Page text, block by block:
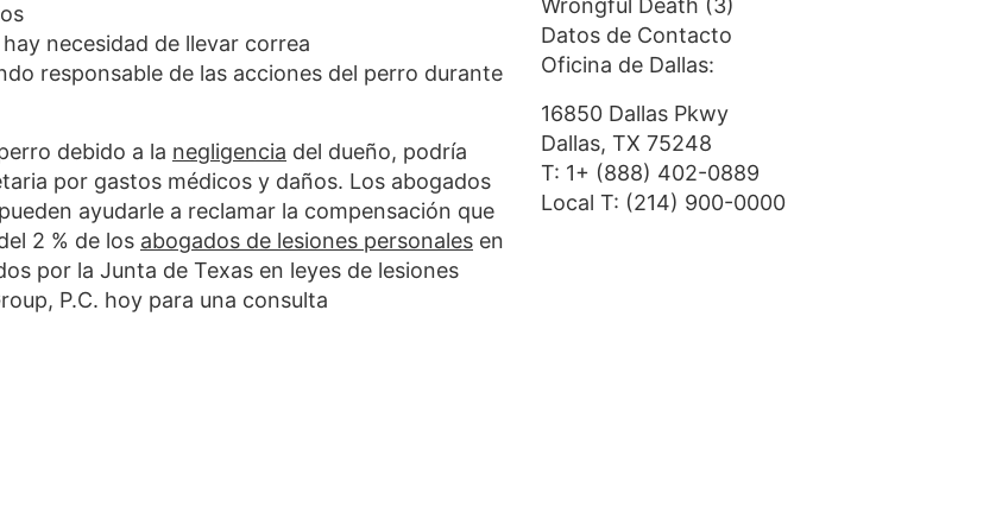
necesidad de llevar correa
responsable de las acciones del perro durante
debido a la negligencia del dueño, podría
por gastos médicos y daños. Los abogados
pueden ayudarle a reclamar la compensación que
2 % de los abogados de lesiones personales en
por la Junta de Texas en leyes de lesiones
P.C. hoy para una consulta
Wrongful Death (3)
Datos de Contacto
Oficina de Dallas:
16850 Dallas Pkwy
Dallas, TX 75248
T: 1+ (888) 402-0889
Local T: (214) 900-0000